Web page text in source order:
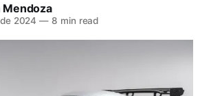
Mendoza
2024 — 8 min read